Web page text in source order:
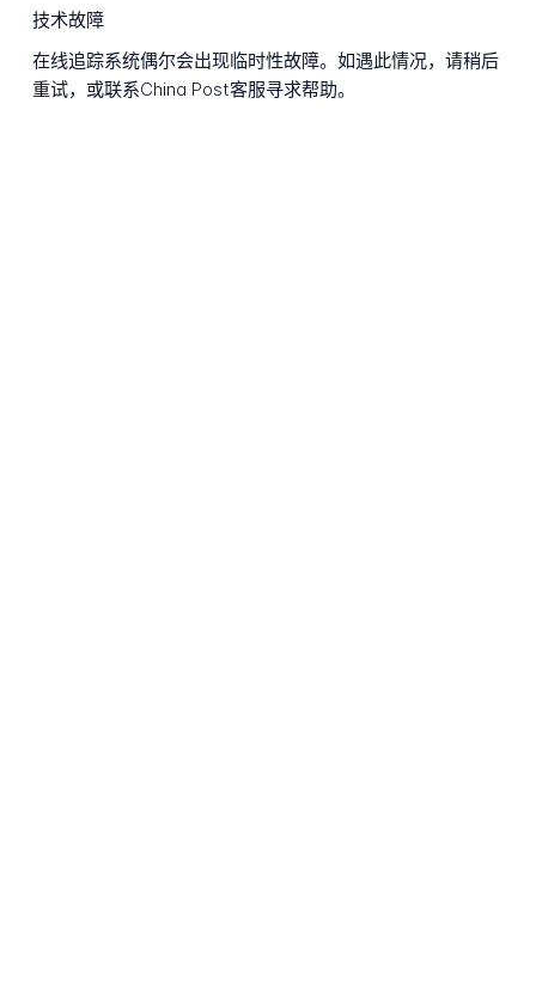
技术故障
在线追踪系统偶尔会出现临时性故障。如遇此情况，请稍后
重试，或联系China Post客服寻求帮助。